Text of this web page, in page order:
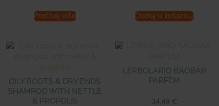
Pročitaj više Dodaj u košaricu
OILY ROOTS & DRY ENDS
SHAMPOO WITH NETTLE
& PROPOLIS
LERBOLARIO BAOBAB
PARFEM
34,48 €